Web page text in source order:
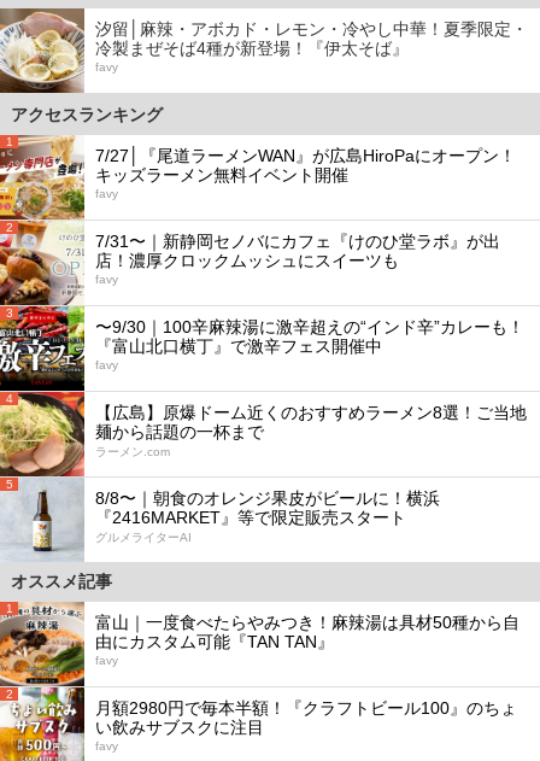
汐留│麻辣・アボカド・レモン・冷やし中華！夏季限定・
冷製まぜそば4種が新登場！『伊太そば』
favy
アクセスランキング
1
7/27│『尾道ラーメンWAN』が広島HiroPaにオープン！
キッズラーメン無料イベント開催
favy
2
7/31〜｜新静岡セノバにカフェ『けのひ堂ラボ』が出
店！濃厚クロックムッシュにスイーツも
favy
3
〜9/30｜100辛麻辣湯に激辛超えの“インド辛”カレーも！
『富山北口横丁』で激辛フェス開催中
favy
4
【広島】原爆ドーム近くのおすすめラーメン8選！ご当地
麺から話題の一杯まで
ラーメン.com
5
8/8〜｜朝食のオレンジ果皮がビールに！横浜
『2416MARKET』等で限定販売スタート
グルメライターAI
オススメ記事
1
富山｜一度食べたらやみつき！麻辣湯は具材50種から自
由にカスタム可能『TAN TAN』
favy
2
月額2980円で毎本半額！『クラフトビール100』のちょ
い飲みサブスクに注目
favy